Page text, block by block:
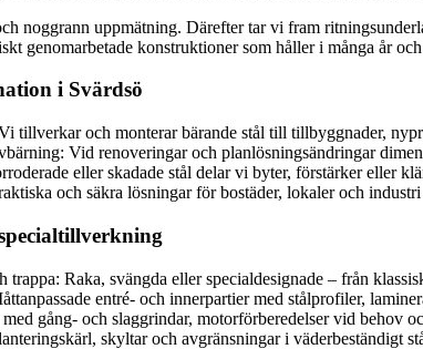
noggrann uppmätning. Därefter tar vi fram
genomarbetade konstruktioner som håller i många år
i Svärdsö
tillverkar och monterar bärande stål till tillbyggnader,
Vid renoveringar och planlösningsändringar
eller skadade stål delar vi byter, förstärker eller
och säkra lösningar för bostäder, lokaler och
trappa: Raka, svängda eller specialdesignade – från
entré- och innerpartier med stålprofiler,
gång- och slaggrindar, motorförberedelser vid
skyltar och avgränsningar i väderbeständigt